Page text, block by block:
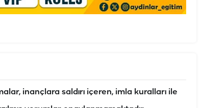
inançlara saldırı içeren, imla kuralları ile